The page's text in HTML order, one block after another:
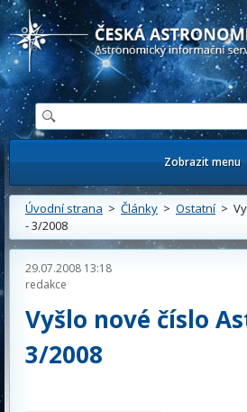
Česká astronomická společnost -
Zobrazit menu
Úvodní strana > Články > Ostatní>
- 3/2008
29.07.2008 13:18
redakce
Vyšlo nové číslo
3/2008